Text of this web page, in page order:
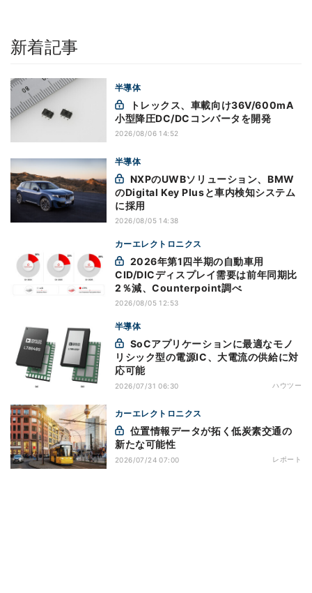
新着記事
半導体
小型降圧DC/DCコンバータを開発
2026/08/06 14:52
半導体
のDigital Key Plusと車内検知システム
に採用
2026/08/05 14:38
カーエレクトロニクス
CID/DICディスプレイ需要は前年同期比
2％減、Counterpoint調べ
2026/08/05 12:53
半導体
リシック型の電源IC、大電流の供給に対
応可能
2026/07/31 06:30 ハウツー
カーエレクトロニクス
新たな可能性
2026/07/24 07:00 レポート